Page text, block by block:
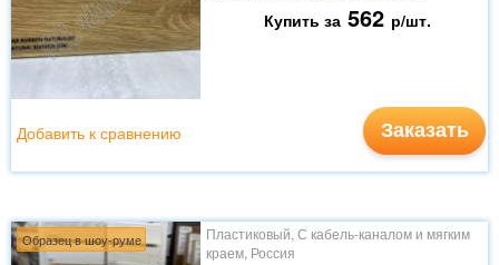
Купить за 562 р/шт.
Заказать
Добавить к сравнению
Образец в шоу-руме
Пластиковый, С кабель-каналом и мягким
краем, Россия